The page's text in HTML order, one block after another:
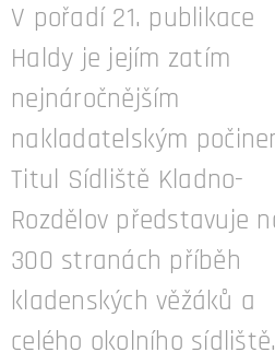
V pořadí 21. publikace
Haldy je jejím zatím
nejnáročnějším
nakladatelským
Titul Sídliště Kladno-
Rozdělov představuje
300 stranách příběh
kladenských věžáků a
celého okolního sídliště.